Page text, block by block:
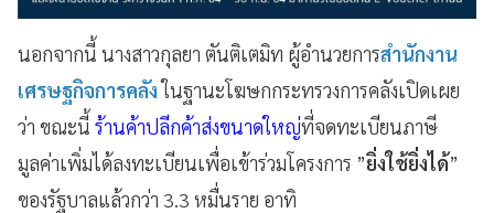
นอกจากนี้ นางสาวกุลยา ตันติเตมิท ผู้อำนวยการสำนักงาน
เศรษฐกิจการคลังในฐานะโฆษกกระทรวงการคลังเปิดเผย
ว่า ขณะนี้ ร้านค้าปลีกค้าส่งขนาดใหญ่ที่จดทะเบียนภาษี
มูลค่าเพิ่มได้ลงทะเบียนเพื่อเข้าร่วมโครงการ ”ยิ่งใช้ยิ่งได้”
ของรัฐบาลแล้วกว่า 3.3 หมื่นราย อาทิ